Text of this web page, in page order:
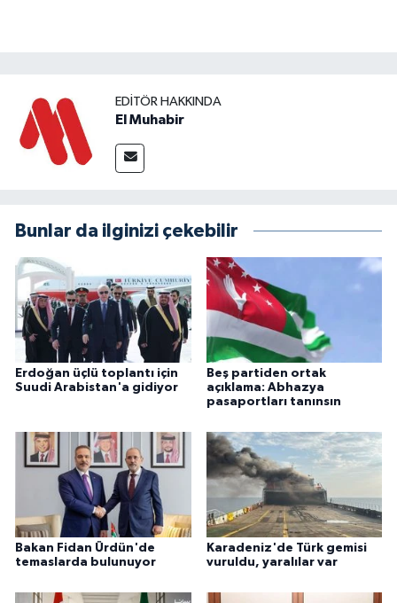
EDITÖR HAKKINDA
El Muhabir
Bunlar da ilginizi çekebilir
Erdoğan üçlü toplantı için
Suudi Arabistan'a gidiyor
Beş partiden ortak
açıklama: Abhazya
pasaportları tanınsın
Bakan Fidan Ürdün'de
temaslarda bulunuyor
Karadeniz'de Türk gemisi
vuruldu, yaralılar var